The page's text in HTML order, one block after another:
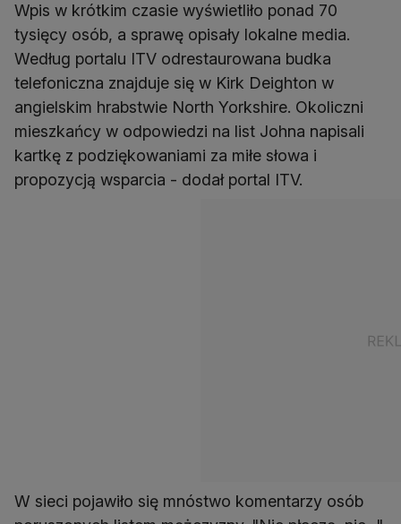
Wpis w krótkim czasie wyświetliło ponad 70
tysięcy osób, a sprawę opisały lokalne media.
Według portalu ITV odrestaurowana budka
telefoniczna znajduje się w Kirk Deighton w
angielskim hrabstwie North Yorkshire. Okoliczni
mieszkańcy w odpowiedzi na list Johna napisali
kartkę z podziękowaniami za miłe słowa i
propozycją wsparcia - dodał portal ITV.
W sieci pojawiło się mnóstwo komentarzy osób